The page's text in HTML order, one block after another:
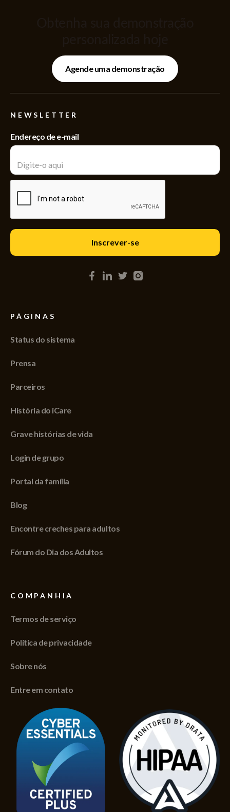
Agende uma demonstração
NEWSLETTER
Endereço de e-mail
PÁGINAS
Status do sistema
Prensa
Parceiros
História do iCare
Grave histórias de vida
Login de grupo
Portal da família
Blog
Encontre creches para adultos
Fórum do Dia dos Adultos
COMPANHIA
Termos de serviço
Política de privacidade
Sobre nós
Entre em contato